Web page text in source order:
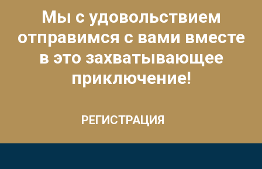
Мы с удовольствием
отправимся с вами вместе
в это захватывающее
приключение!
РЕГИСТРАЦИЯ